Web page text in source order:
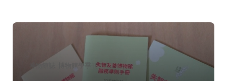
類：
博物館學季刊